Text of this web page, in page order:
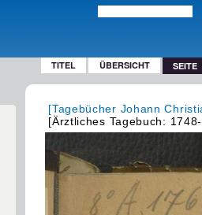
TITEL ÜBERSICHT SEITE
[Tagebücher Johann
[Ärztliches Tagebuch: